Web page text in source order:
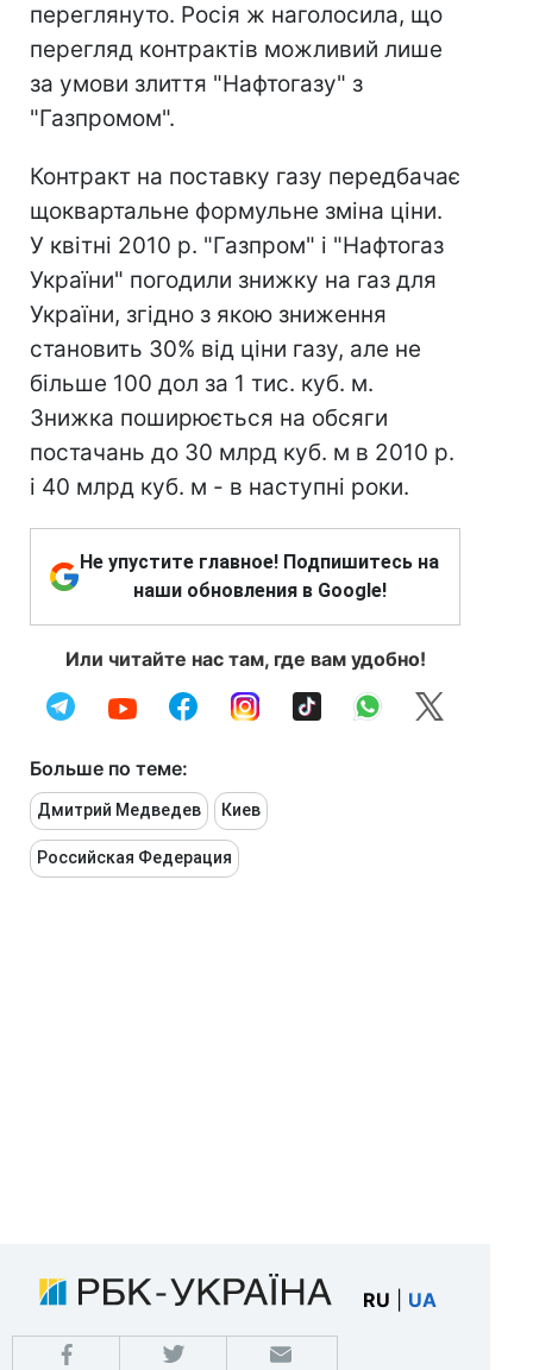
переглянуто. Росія ж наголосила, що
перегляд контрактів можливий лише
за умови злиття "Нафтогазу" з
"Газпромом".
Контракт на поставку газу передбачає
щоквартальне формульне зміна ціни.
У квітні 2010 р. "Газпром" і "Нафтогаз
України" погодили знижку на газ для
України, згідно з якою зниження
становить 30% від ціни газу, але не
більше 100 дол за 1 тис. куб. м.
Знижка поширюється на обсяги
постачань до 30 млрд куб. м в 2010 р.
і 40 млрд куб. м - в наступні роки.
Не упустите главное! Подпишитесь на
наши обновления в Google!
Или читайте нас там, где вам удобно!
Больше по теме:
Дмитрий Медведев Киев
Российская Федерация
RU UA